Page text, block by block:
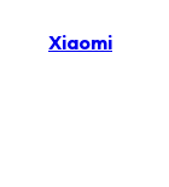
Xiaomi